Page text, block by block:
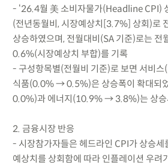
- ‘26.4월 美 소비자물가(Headline CPI)
(전년동월비, 시장예상치[3.7%] 상회)로
상승하였으며, 전월대비(SA 기준)로는
0.6%(시장예상치 부합)를 기록
- 구성항목별(전월비 기준)로 보면 서비
식품(0.0% → 0.5%)은 상승폭이 확대되
0.0%)과 에너지(10.9% → 3.8%)는 상승
2. 금융시장 반응
- 시장참가자들은 헤드라인 CPI가 상승세
예상치를 상회함에 따라 인플레이션 우려